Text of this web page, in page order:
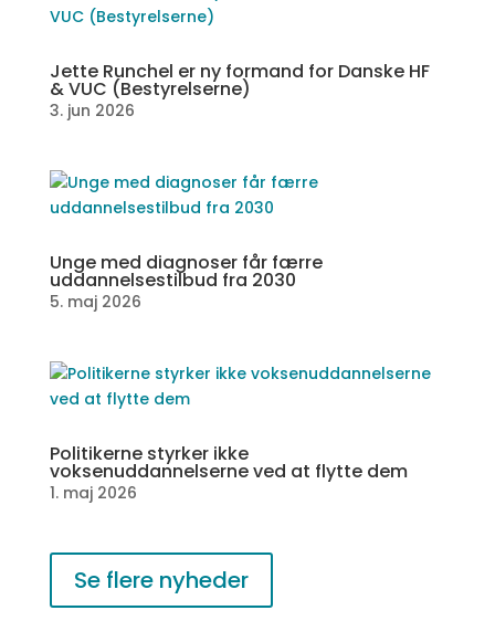
Jette Runchel er ny formand for Danske HF
& VUC (Bestyrelserne)
3. jun 2026
Unge med diagnoser får færre
uddannelsestilbud fra 2030
5. maj 2026
Politikerne styrker ikke
voksenuddannelserne ved at flytte dem
1. maj 2026
Se flere nyheder